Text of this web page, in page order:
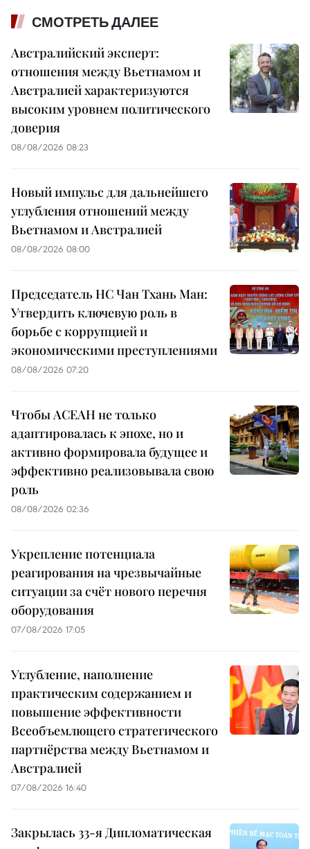
СМОТРЕТЬ ДАЛЕЕ
Австралийский эксперт:
отношения между Вьетнамом и
Австралией характеризуются
высоким уровнем политического
доверия
08/08/2026 08:23
Новый импульс для дальнейшего
углубления отношений между
Вьетнамом и Австралией
08/08/2026 08:00
Председатель НС Чан Тхань Ман:
Утвердить ключевую роль в
борьбе с коррупцией и
экономическими преступлениями
08/08/2026 07:20
Чтобы АСЕАН не только
адаптировалась к эпохе, но и
активно формировала будущее и
эффективно реализовывала свою
роль
08/08/2026 02:36
Укрепление потенциала
реагирования на чрезвычайные
ситуации за счёт нового перечня
оборудования
07/08/2026 17:05
Углубление, наполнение
практическим содержанием и
повышение эффективности
Всеобъемлющего стратегического
партнёрства между Вьетнамом и
Австралией
07/08/2026 16:40
Закрылась 33-я Дипломатическая